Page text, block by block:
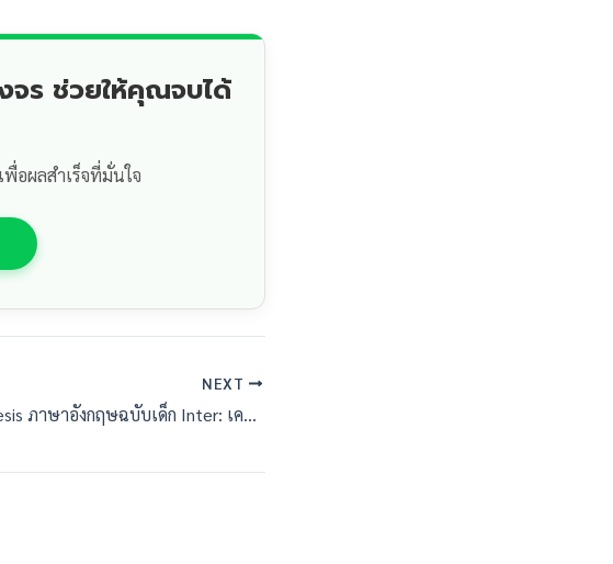
จร ช่วยให้คุณจบได้
อผลสำเร็จที่มั่นใจ
NEXT
Thesis ภาษาอังกฤษฉบับเด็ก Inter: เคล็ดลับปั้นเล่มให้ผ่านมาตรฐานสากล